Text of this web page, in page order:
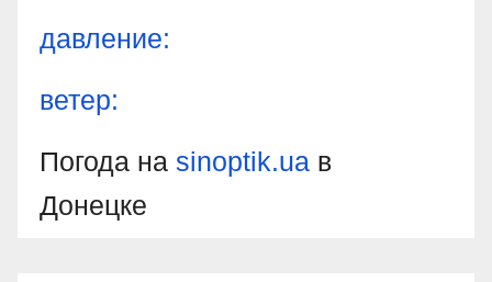
давление:
ветер:
Погода на sinoptik.ua в
Донецке